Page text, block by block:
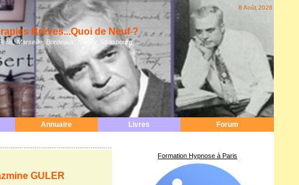
8 Août 2026
Brèves...Quoi de Neuf ?
Marseille, Bordeaux, Nancy, Strasbourg
Annuaire Livres Forum
GULER
Formation Hypnose à Paris